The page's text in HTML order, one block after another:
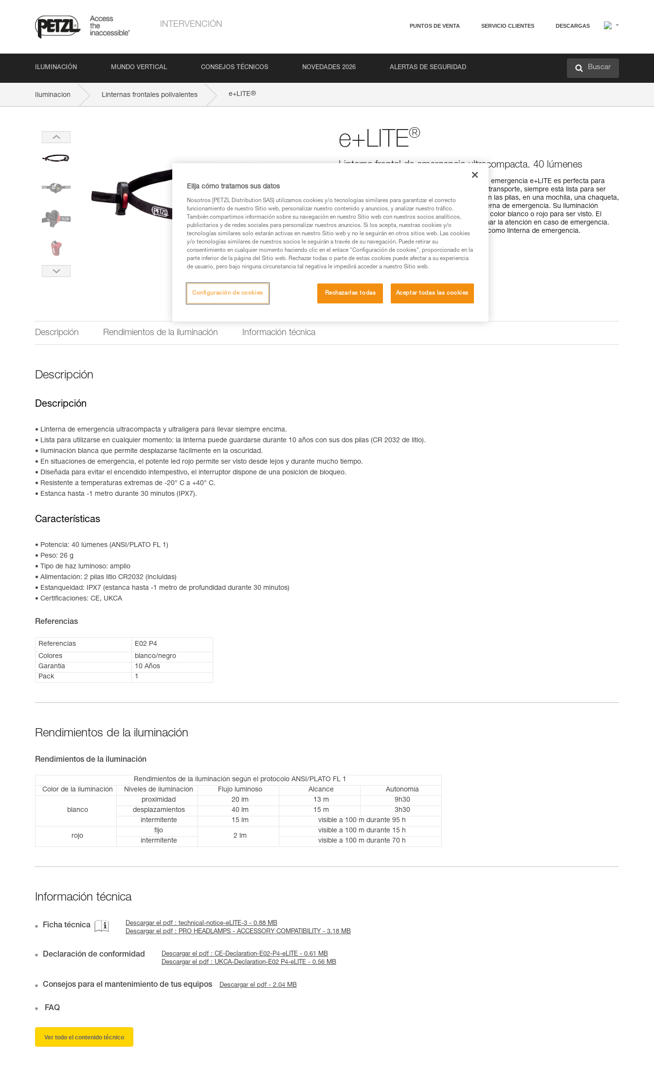
INTERVENCIÓN PUNTOS DE VENTA SERVICIO CLIENTES DESCARGAS
ILUMINACIÓN MUNDO VERTICAL CONSEJOS TÉCNICOS NOVEDADES 2026 ALERTAS DE SEGURIDAD Buscar
Iluminacion Linternas frontales polivalentes e+LITE®
e+LITE®
Linterna frontal de emergencia ultracompacta. 40 lúmenes
Ultraligera y muy compacta, la linterna frontal de emergencia e+LITE es perfecta para
llevar siempre encima. Gracias a su estuche de transporte, siempre está lista para ser
utilizada, puede guardarse durante diez años con las pilas, en una mochila, una chaqueta,
un botiquín de emergencia o como segunda linterna de emergencia. Su iluminación
puede ser fija con 40 lúmenes o intermitente, de color blanco o rojo para ser visto. El
silbato integrado en la cinta elástica permite llamar la atención en caso de emergencia.
Con 26 gramos solamente, la e+LITE es idónea como linterna de emergencia.
Buscar un punto de venta
Descripción Rendimientos de la iluminación Información técnica
Descripción
Descripción
Linterna de emergencia ultracompacta y ultraligera para llevar siempre encima.
Lista para utilizarse en cualquier momento: la linterna puede guardarse durante 10 años con sus dos pilas (CR 2032 de litio).
Iluminación blanca que permite desplazarse fácilmente en la oscuridad.
En situaciones de emergencia, el potente led rojo permite ser visto desde lejos y durante mucho tiempo.
Diseñada para evitar el encendido intempestivo, el interruptor dispone de una posición de bloqueo.
Resistente a temperaturas extremas de -20° C a +40° C.
Estanca hasta -1 metro durante 30 minutos (IPX7).
Características
Potencia: 40 lúmenes (ANSI/PLATO FL 1)
Peso: 26 g
Tipo de haz luminoso: amplio
Alimentación: 2 pilas litio CR2032 (incluidas)
Estanqueidad: IPX7 (estanca hasta -1 metro de profundidad durante 30 minutos)
Certificaciones: CE, UKCA
Referencias
Referencias
E02 P4
Colores
blanco/negro
Garantía
10 Años
Pack
1
Rendimientos de la iluminación
Rendimientos de la iluminación
Rendimientos de la iluminación según el protocolo ANSI/PLATO FL 1
Color de la iluminación
Niveles de iluminación Flujo luminoso Alcance Autonomía
blanco
proximidad 20 lm 13 m
9h30
desplazamientos
40 lm 15 m
3h30
intermitente
15 lm visible a 100 m durante 95 h
rojo
fijo
2 lm
visible a 100 m durante 15 h
intermitente
visible a 100 m durante 70 h
Información técnica
Ficha técnica
Descargar el pdf : technical-notice-eLITE-3 - 0.88 MB
Descargar el pdf : PRO HEADLAMPS - ACCESSORY COMPATIBILITY - 3.18 MB
Declaración de conformidad
Descargar el pdf : CE-Declaration-E02-P4-eLITE - 0.61 MB
Descargar el pdf : UKCA-Declaration-E02 P4-eLITE - 0.56 MB
Consejos para el mantenimiento de tus equipos Descargar el pdf - 2.04 MB
FAQ
Ver todo el contenido técnico
Elija cómo tratamos sus datos
Nosotros [PETZL Distribution SAS) utilizamos cookies y/o tecnologías similares para garantizar el correcto
funcionamiento de nuestro Sitio web, personalizar nuestro contenido y anuncios, y analizar nuestro tráfico.
También compartimos información sobre su navegación en nuestro Sitio web con nuestros socios analíticos,
publicitarios y de redes sociales para personalizar nuestros anuncios. Si los acepta, nuestras cookies y/o
tecnologías similares solo estarán activas en nuestro Sitio web y no le seguirán en otros sitios web. Las cookies
y/o tecnologías similares de nuestros socios le seguirán a través de su navegación. Puede retirar su
consentimiento en cualquier momento haciendo clic en el enlace "Configuración de cookies", proporcionado en la
parte inferior de la página del Sitio web. Rechazar todas o parte de estas cookies puede afectar a su experiencia
de usuario, pero bajo ninguna circunstancia tal negativa le impedirá acceder a nuestro Sitio web.
Rechazarlas todas Aceptar todas las cookies
Configuración de cookies